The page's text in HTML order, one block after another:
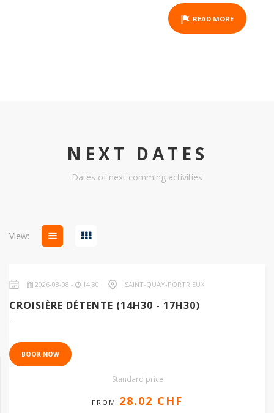
READ MORE
NEXT DATES
Dates of next comming activities
View:
28.02 CHF
2026-08-08 - 14:30 SAINT-QUAY-PORTRIEUX
CROISIÈRE DÉTENTE (14H30 - 17H30)
.
BOOK NOW
Standard price
FROM 28.02 CHF